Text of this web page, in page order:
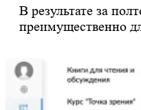
В результате за
преимущественно